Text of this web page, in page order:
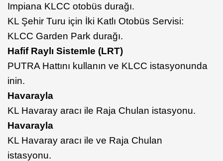
Impiana KLCC otobüs durağı.
KL Şehir Turu için İki Katlı Otobüs Servisi:
KLCC Garden Park durağı.
Hafif Raylı Sistemle (LRT)
PUTRA Hattını kullanın ve KLCC istasyonunda
inin.
Havarayla
KL Havaray aracı ile Raja Chulan istasyonu.
Havarayla
KL Havaray aracı ile ve Raja Chulan
istasyonu.